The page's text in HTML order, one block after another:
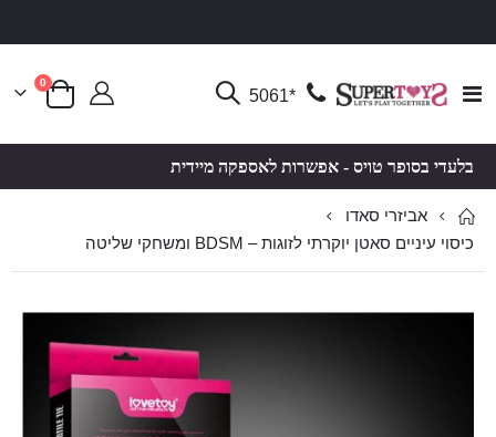
Toggle
*5061 סל קניות
0פריטים
בלעדי בסופר טויס - אפשרות לאספקה מיידית
אביזרי סאדו
כיסוי עיניים סאטן יוקרתי לזוגות – BDSM ומשחקי שליטה